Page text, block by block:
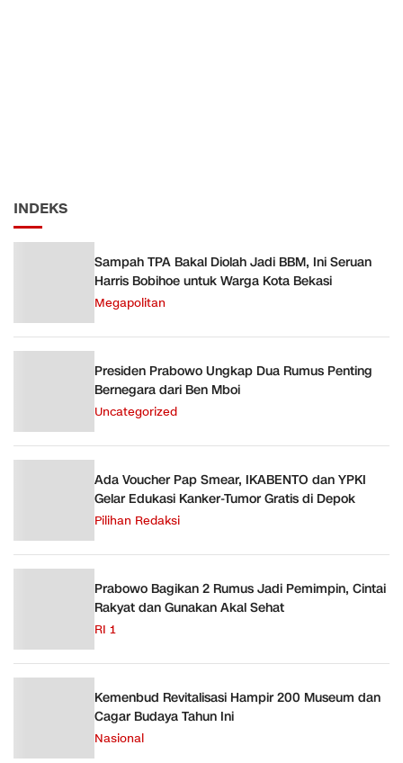
INDEKS
Sampah TPA Bakal Diolah Jadi BBM, Ini Seruan
Harris Bobihoe untuk Warga Kota Bekasi
Megapolitan
Presiden Prabowo Ungkap Dua Rumus Penting
Bernegara dari Ben Mboi
Uncategorized
Ada Voucher Pap Smear, IKABENTO dan YPKI
Gelar Edukasi Kanker-Tumor Gratis di Depok
Pilihan Redaksi
Prabowo Bagikan 2 Rumus Jadi Pemimpin, Cintai
Rakyat dan Gunakan Akal Sehat
RI 1
Kemenbud Revitalisasi Hampir 200 Museum dan
Cagar Budaya Tahun Ini
Nasional